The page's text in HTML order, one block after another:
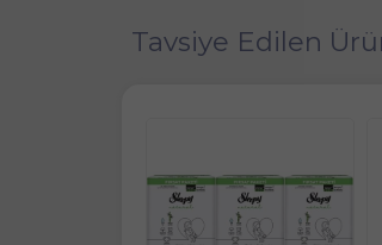
Tavsiye Edilen